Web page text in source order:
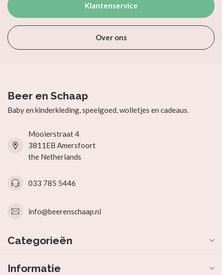
Klantenservice
Over ons
Beer en Schaap
Baby en kinderkleding, speelgoed, wolletjes en cadeaus.
Mooierstraat 4
3811EB Amersfoort
the Netherlands
033 785 5446
info@beerenschaap.nl
Categorieën
Informatie